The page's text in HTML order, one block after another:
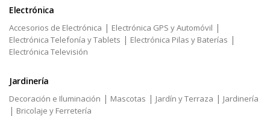
Electrónica
Accesorios de Electrónica | Electrónica GPS y Automóvil |
Electrónica Telefonía y Tablets | Electrónica Pilas y Baterías |
Electrónica Televisión
Jardinería
Decoración e Iluminación | Mascotas | Jardín y Terraza | Jardinería
| Bricolaje y Ferretería